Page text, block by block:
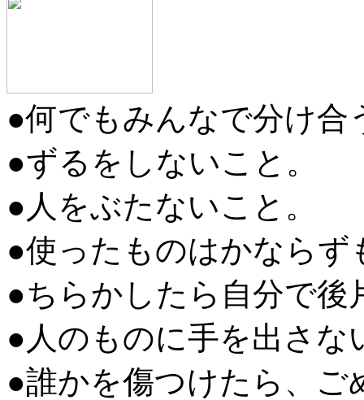
●何でもみんなで分け合
●ずるをしないこと。
●人をぶたないこと。
●使ったものはかなら
●ちらかしたら自分で後
●人のものに手を出さな
●誰かを傷つけたら、